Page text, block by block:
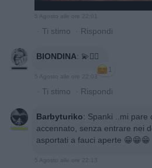
5 Agosto alle ore 22:01
· Ti stimo · Rispondi
BIONDINA: 💫🙋‍♀️
1
5 Agosto alle ore 22:03
· Ti stimo · Rispondi
Barbyturiko: Spanki ..mi pare
accennato, senza entrare nei
asportati a fauci aperte 😁😁😁
5 Agosto alle ore 22:13